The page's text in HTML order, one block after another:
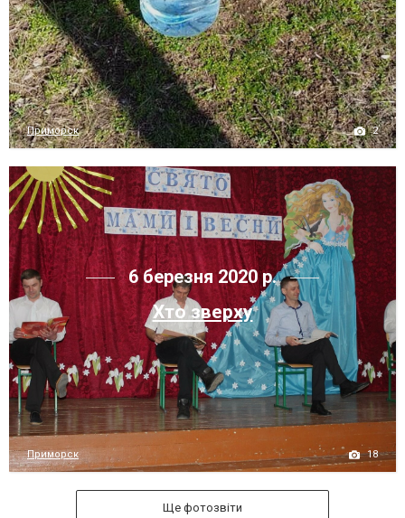
Приморск 2
6 березня 2020 р.
Хто зверху
Приморск 18
Ще фотозвіти